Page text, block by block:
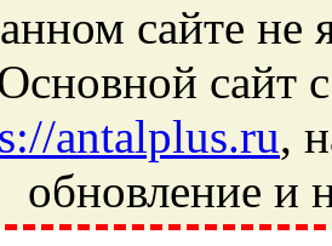
сайте не
сайт
antalplus.ru,
обновление и